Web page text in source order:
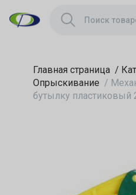
Главная страница /
Опрыскивание /
бутылку пластиковый